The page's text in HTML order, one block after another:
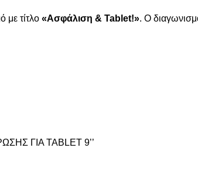
με τίτλο «Ασφάλιση & Tablet!». Ο
ΓΙΑ TABLET 9’’